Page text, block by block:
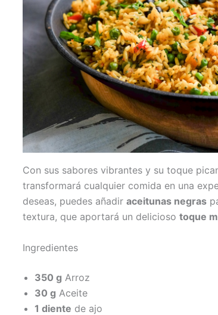
Con sus sabores vibrantes y su toque
transformará cualquier comida en una
deseas, puedes añadir aceitunas negras
textura, que aportará un delicioso toque
Ingredientes
350 g Arroz
30 g Aceite
1 diente de ajo